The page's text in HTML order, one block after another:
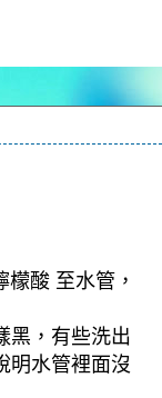
酸 至水管，
黑，有些洗出
明水管裡面沒